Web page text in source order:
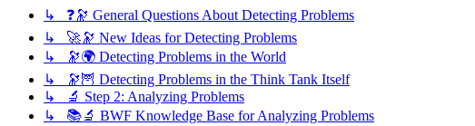
↳ ❓🔭 General Questions About Detecting Problems
↳ 🚀🔭 New Ideas for Detecting Problems
↳ 🔭🌍 Detecting Problems in the World
↳ 🔭🦉 Detecting Problems in the Think Tank Itself
↳ 🔬 Step 2: Analyzing Problems
↳ 📚🔬 BWF Knowledge Base for Analyzing Problems